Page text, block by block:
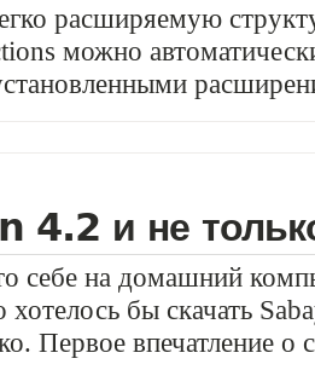
расширяемую
можно
4.2 и не
себе на домашний
бы скачать
Первое впечатление о